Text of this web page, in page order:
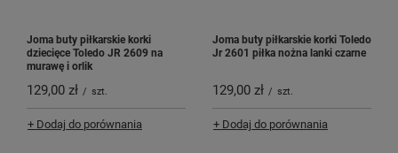
Joma buty piłkarskie korki
dziecięce Toledo JR 2609 na
murawę i orlik
129,00 zł / szt.
+ Dodaj do porównania
Joma buty piłkarskie korki Toledo
Jr 2601 piłka nożna lanki czarne
129,00 zł / szt.
+ Dodaj do porównania